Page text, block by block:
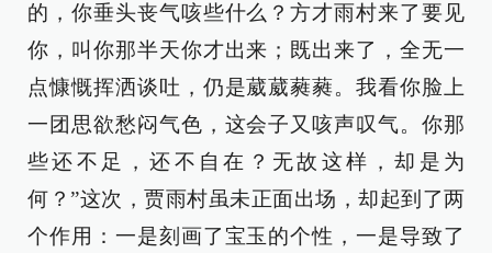
的，你垂头丧气咳些什么？方才雨村来了要见
你，叫你那半天你才出来；既出来了，全无一
点慷慨挥洒谈吐，仍是葳葳蕤蕤。我看你脸上
一团思欲愁闷气色，这会子又咳声叹气。你那
些还不足，还不自在？无故这样，却是为
何？”这次，贾雨村虽未正面出场，却起到了两
个作用：一是刻画了宝玉的个性，一是导致了